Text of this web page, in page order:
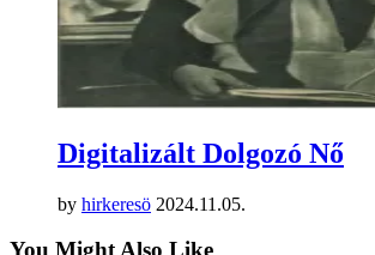
Digitalizált Dolgozó Nő
by hirkeresö 2024.11.05.
You Might Also Like